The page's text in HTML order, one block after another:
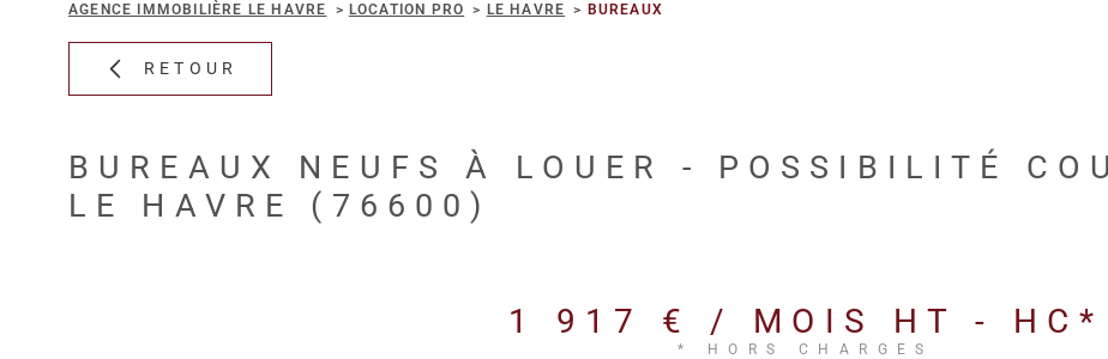
AGENCE IMMOBILIÈRE LE HAVRE LOCATION PRO LE HAVRE BUREAUX
RETOUR
BUREAUX NEUFS À LOUER - POSSIBILITÉ
LE HAVRE (76600)
1 917 € / MOIS HT - HC*
* HORS CHARGES